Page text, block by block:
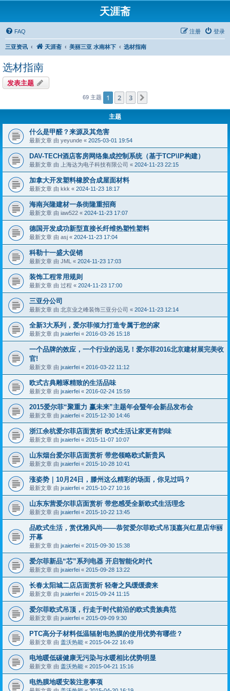
天涯斋
FAQ 登录
注册
三亚资讯 天涯斋 美丽三亚 水南林下 选材指南
选材指南
发表主题
69 主题 1 2 3
主题
什么是甲醛？来源及其危害
最新文章 由 yeyunde « 2025-03-01 19:54
DAV-TECH酒店客房网络集成控制系统（基于TCP\IP构建）
最新文章 由 上海达为电子科技有限公司 « 2024-11-23 22:15
加拿大开发塑料橡胶合成屋面材料
最新文章 由 kkk « 2024-11-23 18:17
海南兴隆建材一条街隆重招商
最新文章 由 iaw522 « 2024-11-23 17:07
德国开发成功新型直接长纤维热塑性塑料
最新文章 由 asj « 2024-11-23 17:04
科勒十一盛大促销
最新文章 由 JML « 2024-11-23 17:03
装饰工程常用规则
最新文章 由 过程 « 2024-11-23 17:00
三亚分公司
最新文章 由 北京业之峰装饰三亚分公司 « 2024-11-23 12:14
全新3大系列，爱尔菲倾力打造专属于您的家
最新文章 由 jxaierfei « 2016-03-26 15:18
一个品牌的效应，一个行业的远见！爱尔菲2016北京建材展完美收
官!
最新文章 由 jxaierfei « 2016-03-22 11:12
欧式古典雕琢精致的生活品味
最新文章 由 jxaierfei « 2016-02-24 15:59
2015爱尔菲“聚重力 赢未来”主题年会暨年会新品发布会
最新文章 由 jxaierfei « 2015-12-30 14:46
浙江余杭爱尔菲店面赏析 欧式生活让家更有韵味
最新文章 由 jxaierfei « 2015-11-07 10:07
山东烟台爱尔菲店面赏析 带您领略欧式新贵风
最新文章 由 jxaierfei « 2015-10-28 10:41
涨姿势｜10月24日，滕州这么精彩的场面，你见过吗？
最新文章 由 jxaierfei « 2015-10-27 10:16
山东东营爱尔菲店面赏析 带您感受全新欧式生活理念
最新文章 由 jxaierfei « 2015-10-22 13:45
品欧式生活，赏优雅风尚——恭贺爱尔菲欧式吊顶嘉兴红星店华丽
开幕
最新文章 由 jxaierfei « 2015-09-30 15:38
爱尔菲新品“芯”系列电器 开启智能化时代
最新文章 由 jxaierfei « 2015-09-28 13:22
长春太阳城二店店面赏析 轻奢之风缓缓袭来
最新文章 由 jxaierfei « 2015-09-24 11:15
爱尔菲欧式吊顶，行走于时代前沿的欧式贵族典范
最新文章 由 jxaierfei « 2015-09-09 9:30
PTC高分子材料低温辐射电热膜的使用优势有哪些？
最新文章 由 盖沃热能 « 2015-04-22 16:49
电地暖低碳健康无污染与水暖相比优势明显
最新文章 由 盖沃热能 « 2015-04-21 15:16
电热膜地暖安装注意事项